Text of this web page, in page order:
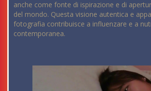
anche come fonte di ispirazione e di
del mondo. Questa visione autentica e
fotografia contribuisce a influenzare e a
contemporanea.